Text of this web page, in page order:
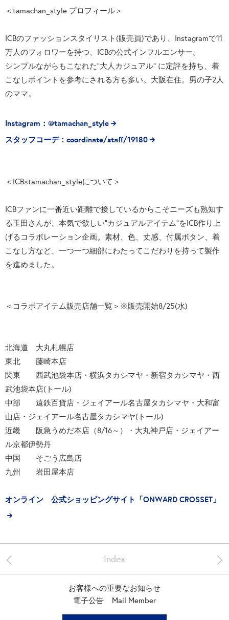
＜tamachan_style プロフィール＞
ICBのファッションスタイリスト(販売員)であり、Instagramで11
万人のフォロワーを持つ、ICBの公式インフルエンサー。
シンプルながらもこなれた“大人カジュアル” に定評を持ち、着
こなしポイントを参考にされる方も多い。大阪在住。男の子2人
のママ。
Instagram：@tamachan_style
スタッフコーデ：coordinate/staff/19180
＜ICB×tamachan_styleについて＞
ICBファンに一番近い距離で接しているからこそニーズも熟知す
る玉田さんが、本気で欲しい“カジュアルアイテム”をICB作り上
げるコラボレーション企画。素材、色、丈感、付属ボタン、着
こなし方など、一つ一つ細部にわたってこだわりを持って製作
を進めました。
＜コラボアイテム販売店舗一覧＞※販売開始8/25(水)
北海道 大丸札幌店
東北 藤崎本店
関東 西武池袋本店・横浜タカシマヤ・新宿タカシマヤ・西
武池袋本店(トール)
中部 遠鉄百貨店・ジェイアール名古屋タカシマヤ・大和富
山店・ジェイアール名古屋タカシマヤ(トール)
近畿 阪急うめだ本店（8/16～）・大丸神戸店・ジェイアー
ル京都伊勢丹
中国 そごう広島店
九州 岩田屋本店
オンライン 公式ショッピングサイト「ONWARD CROSSET」
< >
Index
お客様への重要なお知らせ
電子公告
Mail Member